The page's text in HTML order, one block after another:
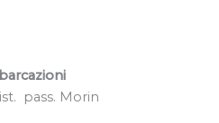
pass. Morin